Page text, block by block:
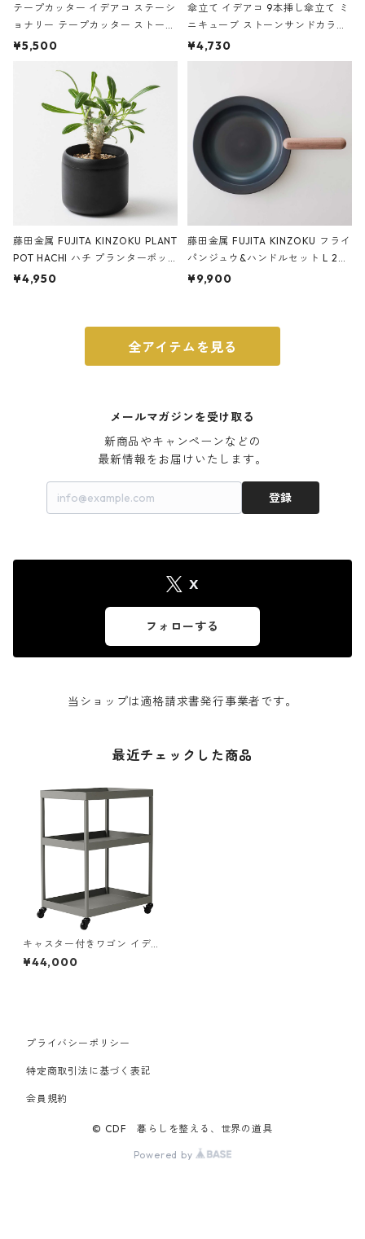
テープカッター イデアコ ステーシ
ョナリー テープカッター ストーン
サンドカラー 石調 ideaco Station
¥5,500
傘立て イデアコ 9本挿し傘立て ミ
ニキューブ ストーンサンドカラー
石調 ideaco Umbrella Stand CUB
E ストーンサンドブラック
¥4,730
藤田金属 FUJITA KINZOKU PLANT
POT HACHI ハチ プランターポッ
ト 3号 ブラック
¥4,950
藤田金属 FUJITA KINZOKU フライ
パンジュウ&ハンドルセット L 24c
m ガス火・IH対応 鉄フライパン
¥9,900
全アイテムを見る
メールマガジンを受け取る
新商品やキャンペーンなどの
最新情報をお届けいたします。
登録
X
フォローする
当ショップは適格請求書発行事業者です。
最近チェックした商品
キャスター付きワゴン イデア
コ ワゴン ideaco wagon 503
5WG アッシュグレー
¥44,000
プライバシーポリシー
特定商取引法に基づく表記
会員規約
© CDF 暮らしを整える、世界の道具
Powered by